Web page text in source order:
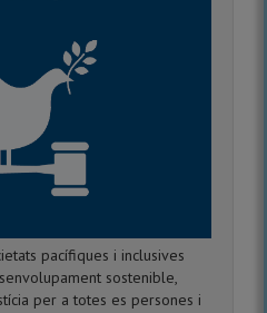
pacífiques i inclusives
sostenible,
per a totes es persones i